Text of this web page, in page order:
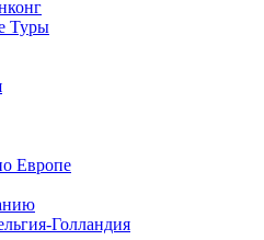
Туры
Европе
Голландия